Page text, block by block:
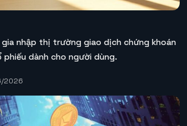
nhập thị trường giao dịch chứng khoán
phiếu dành cho người dùng.
2026